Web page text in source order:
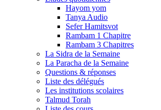
Hayom yom
Tanya Audio
Sefer Hamitsvot
Rambam 1 Chapitre
Rambam 3 Chapitres
La Sidra de la Semaine
La Paracha de la Semaine
Questions & réponses
Liste des délégués
Les institutions scolaires
Talmud Torah